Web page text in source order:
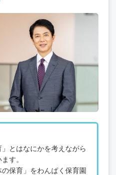
とはなにかを考えながら
す。
保育」をわんぱく保育園